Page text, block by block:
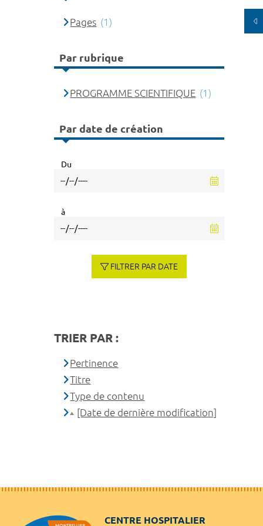
Pages (1)
Par rubrique
PROGRAMME SCIENTIFIQUE (1)
Par date de création
Du
à
FILTRER PAR DATE
TRIER PAR :
Pertinence
Titre
Type de contenu
[Date de dernière modification]
CENTRE HOSPITALIER